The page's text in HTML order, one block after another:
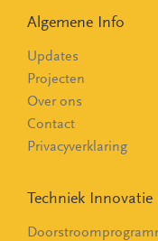
Algemene Info
Updates
Projecten
Over ons
Contact
Privacyverklaring
Techniek